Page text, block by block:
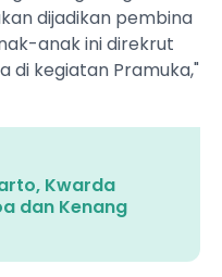
dijadikan pembina
anak ini direkrut
di kegiatan Pramuka,"
Kwarda
dan Kenang